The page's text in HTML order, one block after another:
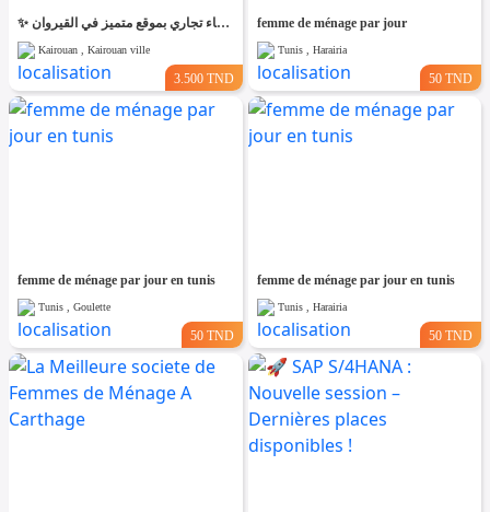
✨ للّكراء فضاء تجاري بموقع متميز في القيروان ✨
Kairouan , Kairouan ville
3.500 TND
femme de ménage par jour
Tunis , Harairia
50 TND
femme de ménage par jour en tunis
Tunis , Goulette
50 TND
femme de ménage par jour en tunis
Tunis , Harairia
50 TND